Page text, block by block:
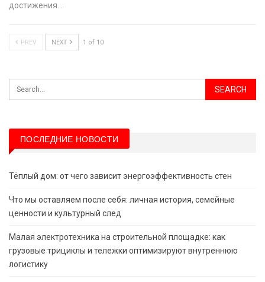
достижения…
PREV NEXT 1 of 10
ПОСЛЕДНИЕ НОВОСТИ
Тёплый дом: от чего зависит энергоэффективность стен
Что мы оставляем после себя: личная история, семейные
ценности и культурный след
Малая электротехника на строительной площадке: как
грузовые трициклы и тележки оптимизируют внутреннюю
логистику